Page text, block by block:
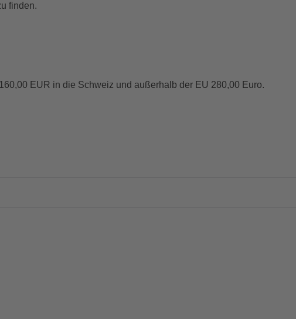
finden.
EUR in die Schweiz und außerhalb der EU 280,00 Euro.